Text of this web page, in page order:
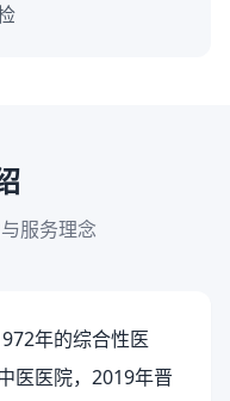
服务理念
年的综合性医
医医院，2019年晋